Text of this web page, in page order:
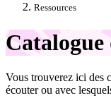
Ressources
Catalogue
Vous trouverez ici des
écouter ou avec